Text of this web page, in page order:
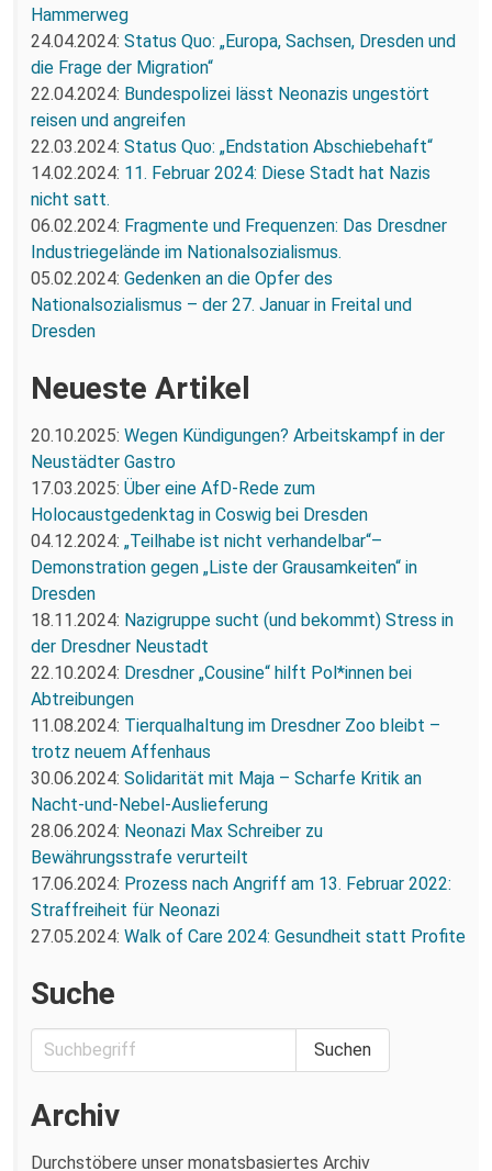
Hammerweg
24.04.2024: Status Quo: „Europa, Sachsen, Dresden und
die Frage der Migration“
22.04.2024: Bundespolizei lässt Neonazis ungestört
reisen und angreifen
22.03.2024: Status Quo: „Endstation Abschiebehaft“
14.02.2024: 11. Februar 2024: Diese Stadt hat Nazis
nicht satt.
06.02.2024: Fragmente und Frequenzen: Das Dresdner
Industriegelände im Nationalsozialismus.
05.02.2024: Gedenken an die Opfer des
Nationalsozialismus – der 27. Januar in Freital und
Dresden
Neueste Artikel
20.10.2025: Wegen Kündigungen? Arbeitskampf in der
Neustädter Gastro
17.03.2025: Über eine AfD-Rede zum
Holocaustgedenktag in Coswig bei Dresden
04.12.2024: „Teilhabe ist nicht verhandelbar“–
Demonstration gegen „Liste der Grausamkeiten“ in
Dresden
18.11.2024: Nazigruppe sucht (und bekommt) Stress in
der Dresdner Neustadt
22.10.2024: Dresdner „Cousine“ hilft Pol*innen bei
Abtreibungen
11.08.2024: Tierqualhaltung im Dresdner Zoo bleibt –
trotz neuem Affenhaus
30.06.2024: Solidarität mit Maja – Scharfe Kritik an
Nacht-und-Nebel-Auslieferung
28.06.2024: Neonazi Max Schreiber zu
Bewährungsstrafe verurteilt
17.06.2024: Prozess nach Angriff am 13. Februar 2022:
Straffreiheit für Neonazi
27.05.2024: Walk of Care 2024: Gesundheit statt Profite
Suche
Archiv
Durchstöbere unser monatsbasiertes Archiv